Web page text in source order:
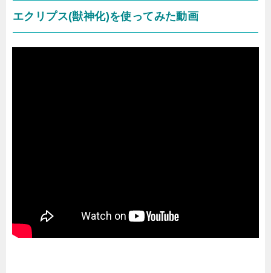
エクリプス(獣神化)を使ってみた動画